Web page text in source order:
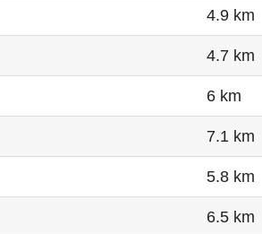
4.9 km
4.7 km
6 km
7.1 km
5.8 km
6.5 km